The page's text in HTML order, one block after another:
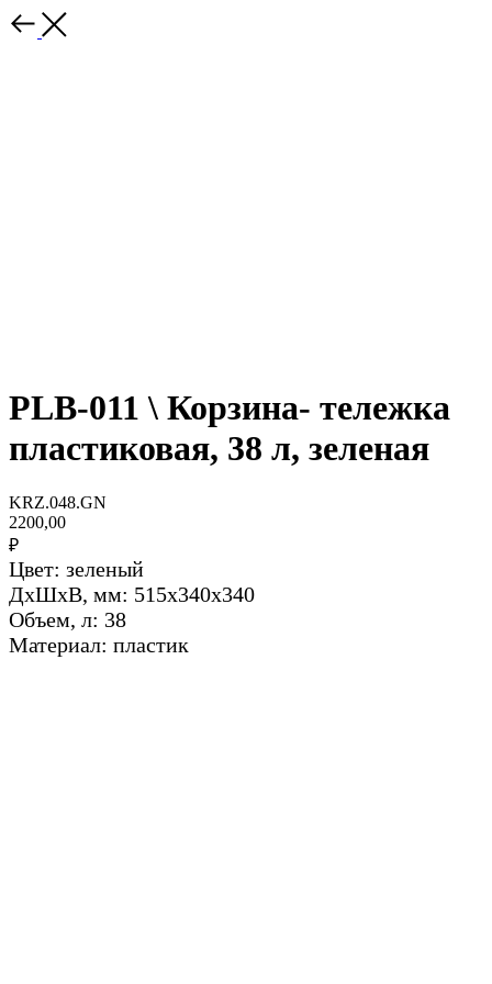
PLB-011 \ Корзина- тележка
пластиковая, 38 л, зеленая
KRZ.048.GN
2200,00
₽
Цвет: зеленый
ДхШхВ, мм: 515x340x340
Объем, л: 38
Материал: пластик